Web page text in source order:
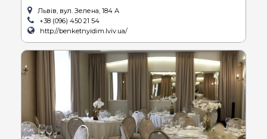
Львів, вул. Зелена, 184 А
+38 (096) 450 21 54
http://benketnyidim.lviv.ua/